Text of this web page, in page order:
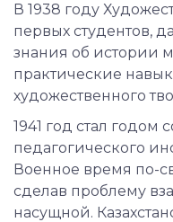
В 1938 году
первых студентов,
знания об истории
практические
художественного
1941 год стал годом
педагогического
Военное время по-
сделав проблему
насущной.